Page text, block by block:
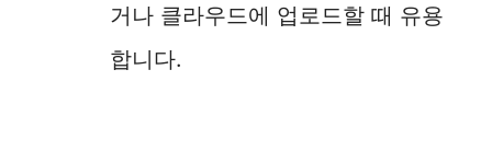
거나 클라우드에 업로드할 때 유용
합니다.